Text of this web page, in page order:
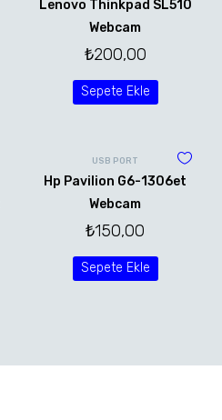
Lenovo Thinkpad SL510
Webcam
₺200,00
Sepete Ekle
USB PORT
Hp Pavilion G6-1306et
Webcam
₺150,00
Sepete Ekle